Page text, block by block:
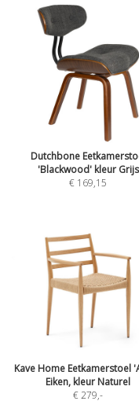
Dutchbone
'Blackwood' kleur Grijs
€ 169,15
Kave Home Eetkamerstoel
Eiken, kleur Naturel
€ 279,-